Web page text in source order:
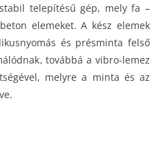
telepítésű gép, mely fa –
elemeket. A kész elemek
és présminta felső
továbbá a vibro-lemez
melyre a minta és az